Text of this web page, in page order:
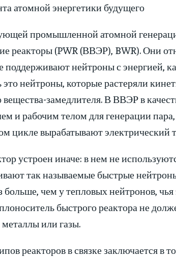
атомной энергетики будущего
промышленной атомной
реакторы (PWR (ВВЭР), BWR). Они
поддерживают нейтроны с
это нейтроны, которые растеряли
вещества-замедлителя. В ВВЭР в
и рабочим телом для генерации
цикле вырабатывают электрический
устроен иначе: в нем не
так называемые быстрые
чем у тепловых нейтронов,
быстрого реактора не
или газы.
реакторов в связке заключается в